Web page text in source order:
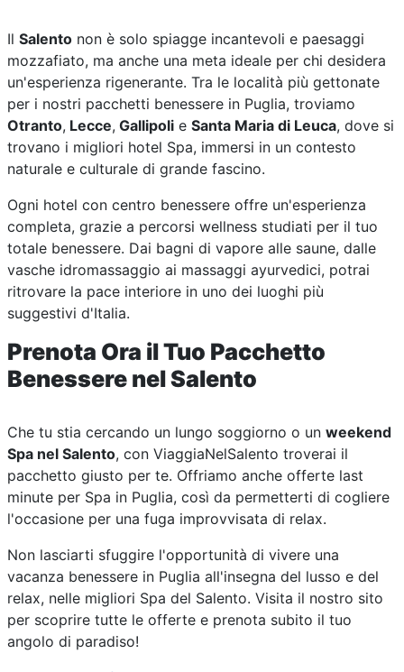
Il Salento non è solo spiagge incantevoli e paesaggi
mozzafiato, ma anche una meta ideale per chi desidera
un'esperienza rigenerante. Tra le località più gettonate
per i nostri pacchetti benessere in Puglia, troviamo
Otranto, Lecce, Gallipoli e Santa Maria di Leuca, dove si
trovano i migliori hotel Spa, immersi in un contesto
naturale e culturale di grande fascino.
Ogni hotel con centro benessere offre un'esperienza
completa, grazie a percorsi wellness studiati per il tuo
totale benessere. Dai bagni di vapore alle saune, dalle
vasche idromassaggio ai massaggi ayurvedici, potrai
ritrovare la pace interiore in uno dei luoghi più
suggestivi d'Italia.
Prenota Ora il Tuo Pacchetto
Benessere nel Salento
Che tu stia cercando un lungo soggiorno o un weekend
Spa nel Salento, con ViaggiaNelSalento troverai il
pacchetto giusto per te. Offriamo anche offerte last
minute per Spa in Puglia, così da permetterti di cogliere
l'occasione per una fuga improvvisata di relax.
Non lasciarti sfuggire l'opportunità di vivere una
vacanza benessere in Puglia all'insegna del lusso e del
relax, nelle migliori Spa del Salento. Visita il nostro sito
per scoprire tutte le offerte e prenota subito il tuo
angolo di paradiso!